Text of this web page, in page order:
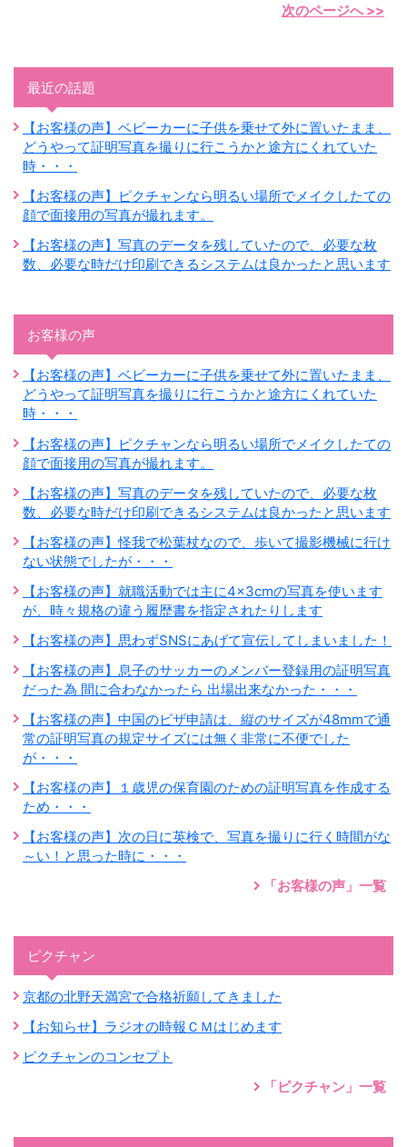
次のページへ >>
最近の話題
【お客様の声】ベビーカーに子供を乗せて外に置いたまま、
どうやって証明写真を撮りに行こうかと途方にくれていた
時・・・
【お客様の声】ピクチャンなら明るい場所でメイクしたての
顔で面接用の写真が撮れます。
【お客様の声】写真のデータを残していたので、必要な枚
数、必要な時だけ印刷できるシステムは良かったと思います
お客様の声
【お客様の声】ベビーカーに子供を乗せて外に置いたまま、
どうやって証明写真を撮りに行こうかと途方にくれていた
時・・・
【お客様の声】ピクチャンなら明るい場所でメイクしたての
顔で面接用の写真が撮れます。
【お客様の声】写真のデータを残していたので、必要な枚
数、必要な時だけ印刷できるシステムは良かったと思います
【お客様の声】怪我で松葉杖なので、歩いて撮影機械に行け
ない状態でしたが・・・
【お客様の声】就職活動では主に4×3cmの写真を使います
が、時々規格の違う履歴書を指定されたりします
【お客様の声】思わずSNSにあげて宣伝してしまいました！
【お客様の声】息子のサッカーのメンバー登録用の証明写真
だった為 間に合わなかったら 出場出来なかった・・・
【お客様の声】中国のビザ申請は、縦のサイズが48mmで通
常の証明写真の規定サイズには無く非常に不便でした
が・・・
【お客様の声】１歳児の保育園のための証明写真を作成する
ため・・・
【お客様の声】次の日に英検で、写真を撮りに行く時間がな
～い！と思った時に・・・
「お客様の声」一覧
ピクチャン
京都の北野天満宮で合格祈願してきました
【お知らせ】ラジオの時報ＣＭはじめます
ピクチャンのコンセプト
「ピクチャン」一覧